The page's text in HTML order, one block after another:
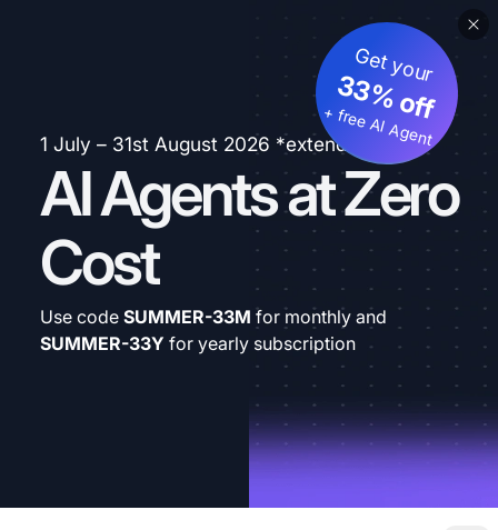
1 July – 31st August 2026 *extended
AI Agents at Zero
Cost
Get your
33% off
+ free AI Agent
Use code SUMMER-33M for monthly and
SUMMER-33Y for yearly subscription